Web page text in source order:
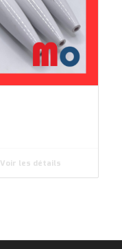
Voir les détails